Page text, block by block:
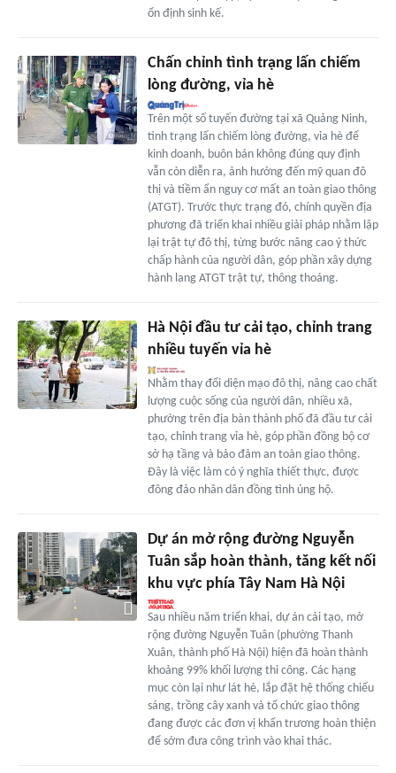
ổn định sinh kế.
Chấn chỉnh tình trạng lấn chiếm
lòng đường, vỉa hè
Trên một số tuyến đường tại xã Quảng Ninh,
tình trạng lấn chiếm lòng đường, vỉa hè để
kinh doanh, buôn bán không đúng quy định
vẫn còn diễn ra, ảnh hưởng đến mỹ quan đô
thị và tiềm ẩn nguy cơ mất an toàn giao thông
(ATGT). Trước thực trạng đó, chính quyền địa
phương đã triển khai nhiều giải pháp nhằm lập
lại trật tự đô thị, từng bước nâng cao ý thức
chấp hành của người dân, góp phần xây dựng
hành lang ATGT trật tự, thông thoáng.
Hà Nội đầu tư cải tạo, chỉnh trang
nhiều tuyến vỉa hè
Nhằm thay đổi diện mạo đô thị, nâng cao chất
lượng cuộc sống của người dân, nhiều xã,
phường trên địa bàn thành phố đã đầu tư cải
tạo, chỉnh trang vỉa hè, góp phần đồng bộ cơ
sở hạ tầng và bảo đảm an toàn giao thông.
Đây là việc làm có ý nghĩa thiết thực, được
đông đảo nhân dân đồng tình ủng hộ.
Dự án mở rộng đường Nguyễn
Tuân sắp hoàn thành, tăng kết nối
khu vực phía Tây Nam Hà Nội
Sau nhiều năm triển khai, dự án cải tạo, mở
rộng đường Nguyễn Tuân (phường Thanh
Xuân, thành phố Hà Nội) hiện đã hoàn thành
khoảng 99% khối lượng thi công. Các hạng
mục còn lại như lát hè, lắp đặt hệ thống chiếu
sáng, trồng cây xanh và tổ chức giao thông
đang được các đơn vị khẩn trương hoàn thiện
để sớm đưa công trình vào khai thác.